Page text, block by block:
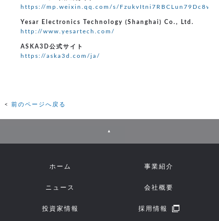
https://mp.weixin.qq.com/s/FzukvItni7RBCLun79Dc8w
Yesar Electronics Technology (Shanghai) Co., Ltd.
http://www.yesartech.com/
ASKA3D公式サイト
https://aska3d.com/ja/
前のページへ戻る
▲
ホーム 事業紹介
ニュース 会社概要
投資家情報 採用情報